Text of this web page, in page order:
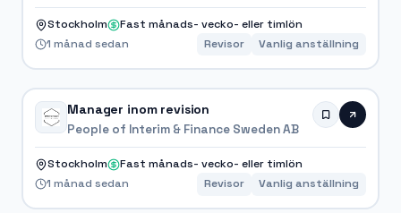
Stockholm
Fast månads- vecko- eller timlön
1 månad sedan
Revisor Vanlig anställning
Manager inom revision
People of Interim & Finance Sweden AB
Stockholm
Fast månads- vecko- eller timlön
1 månad sedan
Revisor Vanlig anställning